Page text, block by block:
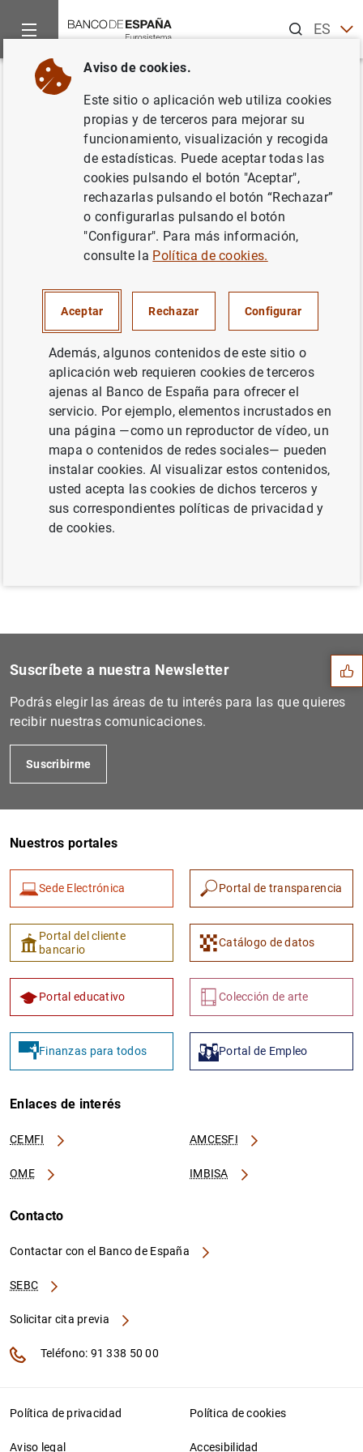
ESEN
Inicio Noticias y eventos
Volver
Evolución monetaria de la zona
del euro: Octubre de 2016
SITUACIÓN ECONÓMICA
POLÍTICA MONETARIA
Evolución monetaria de la zona del euro:
Octubre de 2016 (176KB)
Anterior
Siguiente
El BCE publica estadísticas...
Sugerencias
1 2
Suscríbete a nuestra Newsletter
Podrás elegir las áreas de tu interés para las que quieres
recibir nuestras comunicaciones.
Suscribirme
Nuestros portales
Sede Electrónica Portal de transparencia
Portal del cliente
bancario
Catálogo de datos
Portal educativo Colección de arte
Finanzas para todos Portal de Empleo
Enlaces de interés
CEMFI AMCESFI
OME IMBISA
Contacto
Contactar con el Banco de España
SEBC
Solicitar cita previa
Teléfono: 91 338 50 00
Política de privacidad Política de cookies
Aviso legal Accesibilidad
Aviso de cookies.
Este sitio o aplicación web utiliza cookies
propias y de terceros para mejorar su
funcionamiento, visualización y recogida
de estadísticas. Puede aceptar todas las
cookies pulsando el botón "Aceptar",
rechazarlas pulsando el botón “Rechazar”
o configurarlas pulsando el botón
"Configurar". Para más información,
consulte la Política de cookies.
Aceptar Rechazar Configurar
Además, algunos contenidos de este sitio o
aplicación web requieren cookies de terceros
ajenas al Banco de España para ofrecer el
servicio. Por ejemplo, elementos incrustados en
una página —como un reproductor de vídeo, un
mapa o contenidos de redes sociales— pueden
instalar cookies. Al visualizar estos contenidos,
usted acepta las cookies de dichos terceros y
sus correspondientes políticas de privacidad y
de cookies.